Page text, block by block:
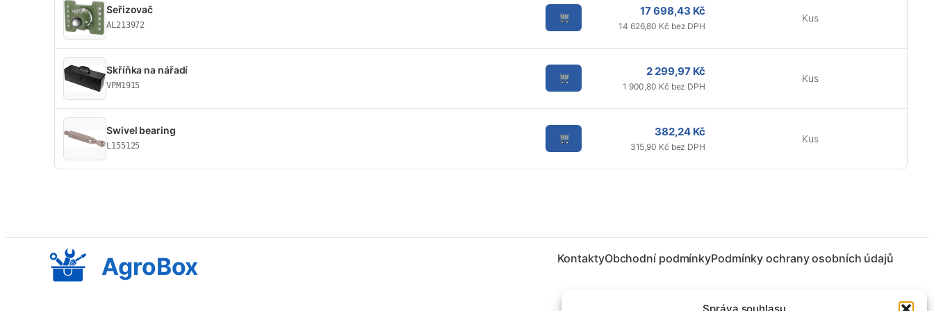
Seřizovač
AL213972
17 698,43 Kč
14 626,80 Kč bez DPH
Kus
Skříňka na nářadí
VPM1915
2 299,97 Kč
1 900,80 Kč bez DPH
Kus
Swivel bearing
L155125
382,24 Kč
315,90 Kč bez DPH
Kus
AgroBox KontaktyObchodní podmínkyPodmínky ochrany osobních údajů